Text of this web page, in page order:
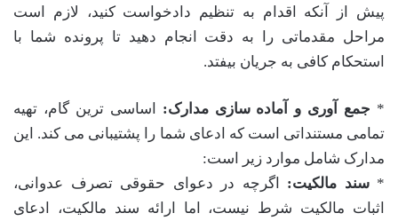
پیش از آنکه اقدام به تنظیم دادخواست کنید، لازم است
مراحل مقدماتی را به دقت انجام دهید تا پرونده شما با
استحکام کافی به جریان بیفتد.
* جمع آوری و آماده سازی مدارک: اساسی ترین گام، تهیه
تمامی مستنداتی است که ادعای شما را پشتیبانی می کند. این
مدارک شامل موارد زیر است:
*سند مالکیت: اگرچه در دعوای حقوقی تصرف عدوانی،
اثبات مالکیت شرط نیست، اما ارائه سند مالکیت، ادعای